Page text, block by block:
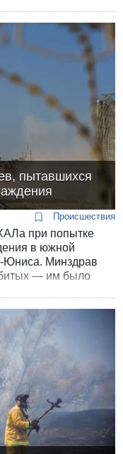
пытавшихся
Происшествия
при попытке
в южной
Юниса. Минздрав
— им было